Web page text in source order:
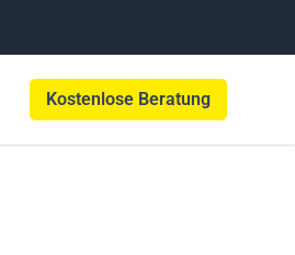
Kostenlose Beratung